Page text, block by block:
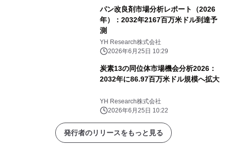
パン改良剤市場分析レポート（2026
年）：2032年2167百万米ドル到達予
測
YH Research株式会社
2026年6月25日 10:29
炭素13の同位体市場機会分析2026：
2032年に86.97百万米ドル規模へ拡大
YH Research株式会社
2026年6月25日 10:22
発行者のリリースをもっと見る